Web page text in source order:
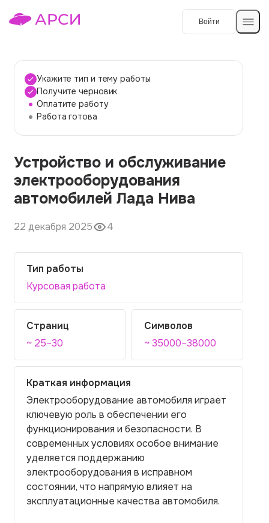
Войти
Темы работ
О сервисе
О компании
Наши гарантии
Вопросы и ответы
Контакты
Укажите тип и тему работы
Получите черновик
Оплатите работу
Работа готова
Устройство и обслуживание
электрооборудования
автомобилей Лада Нива
22 декабря 2025 4
Тип работы
Курсовая работа
Страниц
~ 25–30
Символов
~ 35000–38000
Краткая информация
Электрооборудование автомобиля играет
ключевую роль в обеспечении его
функционирования и безопасности. В
современных условиях особое внимание
уделяется поддержанию
электрооборудования в исправном
состоянии, что напрямую влияет на
эксплуатационные качества автомобиля.